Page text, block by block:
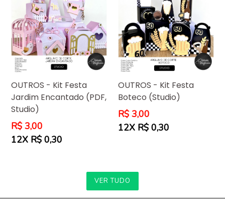
OUTROS - Kit Festa
Jardim Encantado (PDF,
Studio)
Preço
normal
R$ 3,00
12X R$ 0,30
OUTROS - Kit Festa
Boteco (Studio)
Preço
normal
R$ 3,00
12X R$ 0,30
VER TUDO